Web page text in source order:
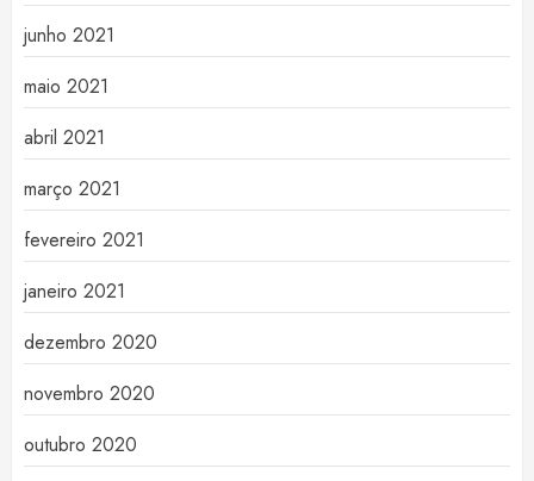
junho 2021
maio 2021
abril 2021
março 2021
fevereiro 2021
janeiro 2021
dezembro 2020
novembro 2020
outubro 2020